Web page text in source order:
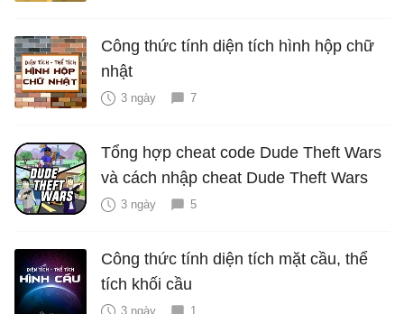
Công thức tính diện tích hình hộp chữ
nhật
3 ngày 7
Tổng hợp cheat code Dude Theft Wars
và cách nhập cheat Dude Theft Wars
3 ngày 5
Công thức tính diện tích mặt cầu, thể
tích khối cầu
3 ngày 1